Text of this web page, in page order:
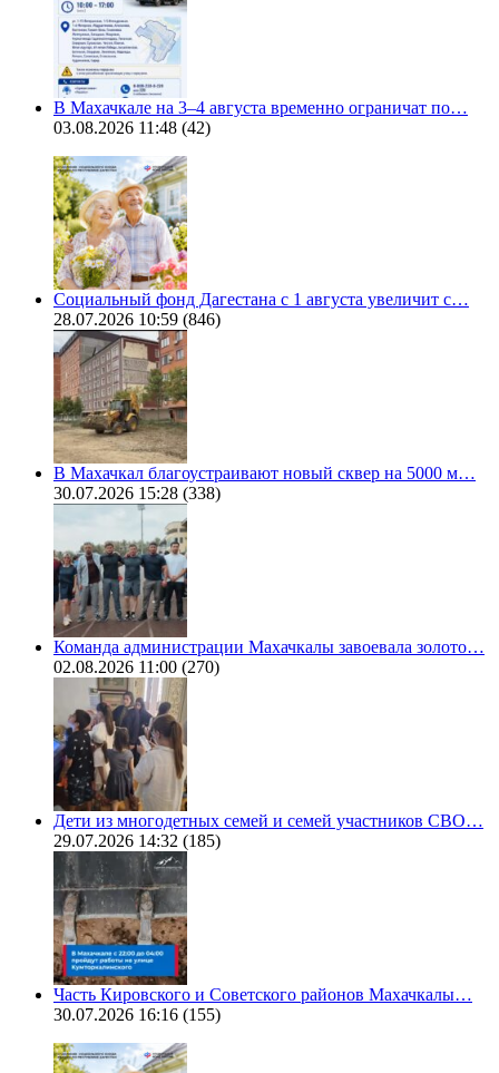
В Махачкале на 3–4 августа временно ограничат по…
03.08.2026 11:48 (42)
Социальный фонд Дагестана с 1 августа увеличит с…
28.07.2026 10:59 (846)
В Махачкал благоустраивают новый сквер на 5000 м…
30.07.2026 15:28 (338)
Команда администрации Махачкалы завоевала золото…
02.08.2026 11:00 (270)
Дети из многодетных семей и семей участников СВО…
29.07.2026 14:32 (185)
Часть Кировского и Советского районов Махачкалы…
30.07.2026 16:16 (155)